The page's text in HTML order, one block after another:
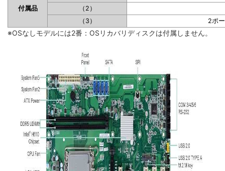
付属品
（2）
（3）
2ポ
※OSなしモデルには2番：OSリカバリディスクは付属しません。